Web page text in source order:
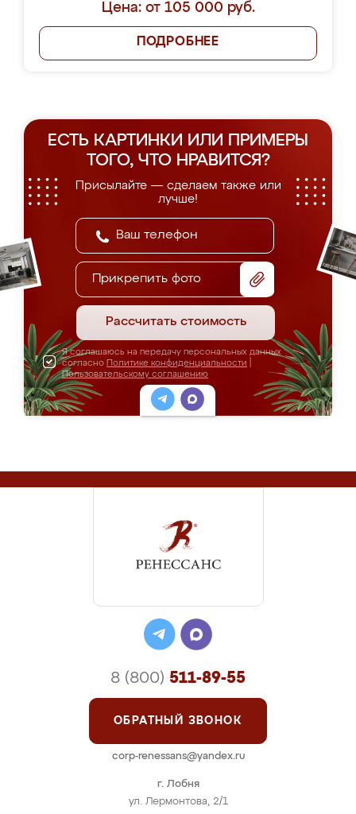
Цена: от 105 000 руб.
ПОДРОБНЕЕ
ЕСТЬ КАРТИНКИ ИЛИ ПРИМЕРЫ
ТОГО, ЧТО НРАВИТСЯ?
Присылайте — сделаем также или
лучше!
Прикрепить фото
Рассчитать стоимость
Я соглашаюсь на передачу персональных данных
согласно Политике конфиденциальности
Пользовательскому соглашению
г. Лобня
ул. Лермонтова, 2/1
8 (800) 511-89-55
ОБРАТНЫЙ ЗВОНОК
corp-renessans@yandex.ru